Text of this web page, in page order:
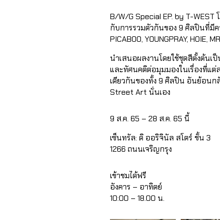
B/W/G Special EP. by T-
กับการรวมตัวกันของ 9 ศิลปินที่มีค
PICABOO, YOUNGPRAY, HOIE,
นำเสนอผลงานโดยใช้ชุดสีตั้งต้นเ
และทัศนคติต่อมุมมองในเรื่องที่แ
เดียวกันของทั้ง 9 ศิลปิน อันย้อน
Street Art นั่นเอง
9 ส.ค. 65 – 28 ส.ค. 65 นี้
เซ็นทรัล: ดิ ออริจินัล สโตร์ ชั้น 3
1266 ถนนเจริญกรุง
เข้าชมได้ฟรี
อังคาร – อาทิตย์
10:00 – 18.00 น.